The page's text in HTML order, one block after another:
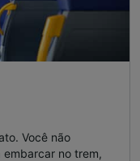
Você não
no trem,